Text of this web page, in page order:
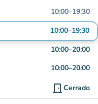
10:00–19:30
10:00–19:30
10:00–20:00
10:00–20:00
door_front Cerrado